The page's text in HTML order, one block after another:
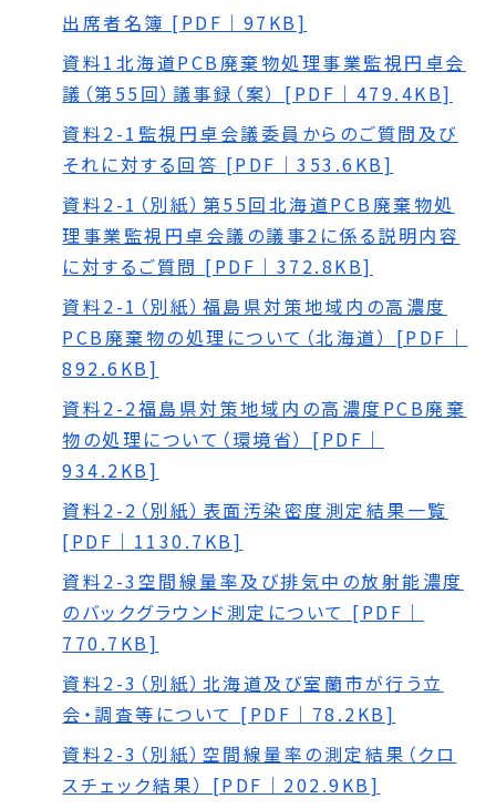
出席者名簿 [PDF｜97KB]
資料1北海道PCB廃棄物処理事業監視円卓会
議（第55回）議事録（案） [PDF｜479.4KB]
資料2-1監視円卓会議委員からのご質問及び
それに対する回答 [PDF｜353.6KB]
資料2-1（別紙）第55回北海道PCB廃棄物処
理事業監視円卓会議の議事2に係る説明内容
に対するご質問 [PDF｜372.8KB]
資料2-1（別紙）福島県対策地域内の高濃度
PCB廃棄物の処理について（北海道） [PDF｜
892.6KB]
資料2-2福島県対策地域内の高濃度PCB廃棄
物の処理について（環境省） [PDF｜
934.2KB]
資料2-2（別紙）表面汚染密度測定結果一覧
[PDF｜1130.7KB]
資料2-3空間線量率及び排気中の放射能濃度
のバックグラウンド測定について [PDF｜
770.7KB]
資料2-3（別紙）北海道及び室蘭市が行う立
会・調査等について [PDF｜78.2KB]
資料2-3（別紙）空間線量率の測定結果（クロ
スチェック結果） [PDF｜202.9KB]